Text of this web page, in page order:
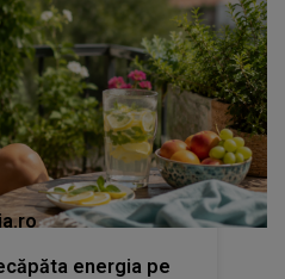
energia pe